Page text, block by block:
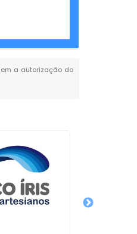
a autorização do